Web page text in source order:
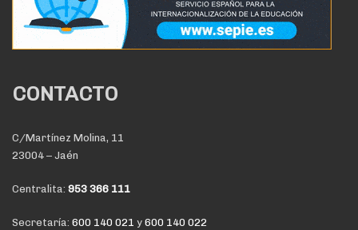
CONTACTO
C/Martínez Molina, 11
23004 – Jaén
Centralita: 953 366 111
Secretaría: 600 140 021 y 600 140 022